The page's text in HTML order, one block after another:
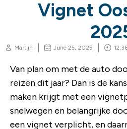
Vignet
Martijn June 25, 2025
Van plan om met de auto
reizen dit jaar? Dan is de
maken krijgt met een
snelwegen en belangrijke
een vignet verplicht, en